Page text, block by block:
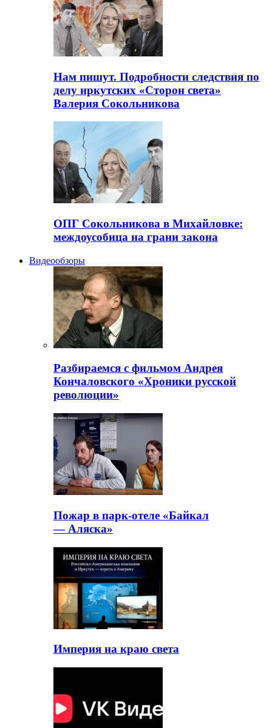
Нам пишут. Подробности следствия по
делу иркутских «Сторон света»
Валерия Сокольникова
ОПГ Сокольникова в Михайловке:
междоусобица на грани закона
Видеообзоры
Разбираемся с фильмом Андрея
Кончаловского «Хроники русской
революции»
Пожар в парк-отеле «Байкал
— Аляска»
Империя на краю света